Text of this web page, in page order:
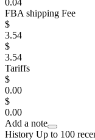
FBA shipping Fee
$
3.54
$
3.54
Tariffs
$
0.00
$
0.00
Add a note
History Up to 100